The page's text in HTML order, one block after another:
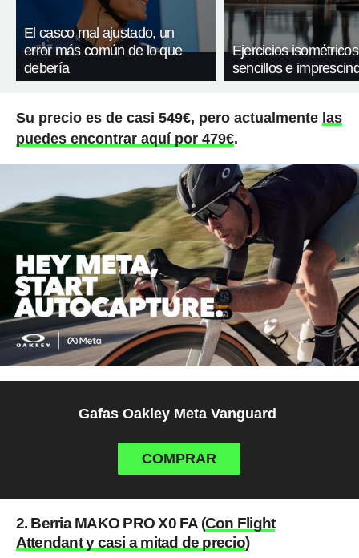
El casco mal ajustado, un
error más común de lo que
debería
Ejercicios
sencillos e
Su precio es de casi 549€, pero actualmente las
puedes encontrar aquí por 479€.
Gafas Oakley Meta Vanguard
COMPRAR
2. Berria MAKO PRO X0 FA (Con Flight
Attendant y casi a mitad de precio)